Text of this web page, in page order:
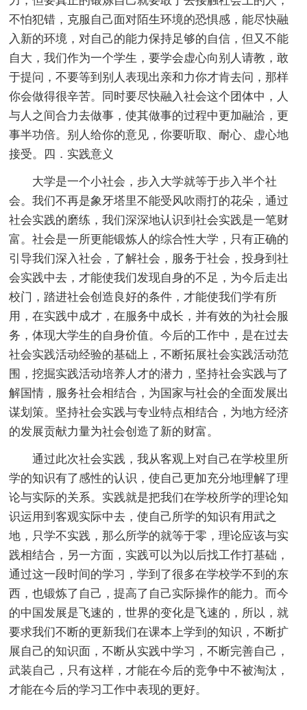
不怕犯错，克服自己面对陌生环境的恐惧感，能尽快融
入新的环境，对自己的能力保持足够的自信，但又不能
自大，我们作为一个学生，要学会虚心向别人请教，敢
于提问，不要等到别人表现出亲和力你才肯去问，那样
你会做得很辛苦。同时要尽快融入社会这个团体中，人
与人之间合力去做事，使其做事的过程中更加融洽，更
事半功倍。别人给你的意见，你要听取、耐心、虚心地
接受。四．实践意义
大学是一个小社会，步入大学就等于步入半个社
会。我们不再是象牙塔里不能受风吹雨打的花朵，通过
社会实践的磨练，我们深深地认识到社会实践是一笔财
富。社会是一所更能锻炼人的综合性大学，只有正确的
引导我们深入社会，了解社会，服务于社会，投身到社
会实践中去，才能使我们发现自身的不足，为今后走出
校门，踏进社会创造良好的条件，才能使我们学有所
用，在实践中成才，在服务中成长，并有效的为社会服
务，体现大学生的自身价值。今后的工作中，是在过去
社会实践活动经验的基础上，不断拓展社会实践活动范
围，挖掘实践活动培养人才的潜力，坚持社会实践与了
解国情，服务社会相结合，为国家与社会的全面发展出
谋划策。坚持社会实践与专业特点相结合，为地方经济
的发展贡献力量为社会创造了新的财富。
通过此次社会实践，我从客观上对自己在学校里所
学的知识有了感性的认识，使自己更加充分地理解了理
论与实际的关系。实践就是把我们在学校所学的理论知
识运用到客观实际中去，使自己所学的知识有用武之
地，只学不实践，那么所学的就等于零，理论应该与实
践相结合，另一方面，实践可以为以后找工作打基础，
通过这一段时间的学习，学到了很多在学校学不到的东
西，也锻炼了自己，提高了自己实际操作的能力。而今
的中国发展是飞速的，世界的变化是飞速的，所以，就
要求我们不断的更新我们在课本上学到的知识，不断扩
展自己的知识面，不断从实践中学习，不断完善自己，
武装自己，只有这样，才能在今后的竞争中不被淘汰，
才能在今后的学习工作中表现的更好。